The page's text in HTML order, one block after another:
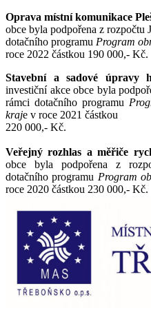
Oprava místní komunikace
obce byla podpořena z rozpočtu
dotačního programu Program
roce 2022 částkou 190 000,- Kč.
Stavební a sadové úpravy
investiční akce obce byla
rámci dotačního programu
kraje v roce 2021 částkou
220 000,- Kč.
Veřejný rozhlas a měřiče
obce byla podpořena z
dotačního programu Program
roce 2020 částkou 230 000,- Kč.